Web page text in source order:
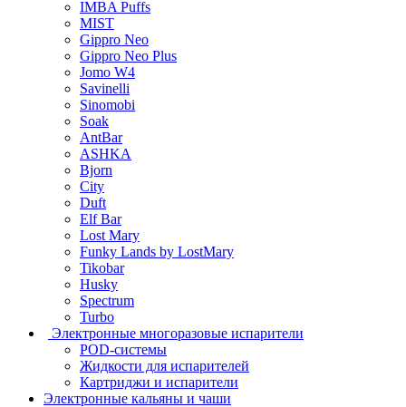
IMBA Puffs
MIST
Gippro Neo
Gippro Neo Plus
Jomo W4
Savinelli
Sinomobi
Soak
AntBar
ASHKA
Bjorn
City
Duft
Elf Bar
Lost Mary
Funky Lands by LostMary
Tikobar
Husky
Spectrum
Turbo
Электронные многоразовые испарители
POD-системы
Жидкости для испарителей
Картриджи и испарители
Электронные кальяны и чаши